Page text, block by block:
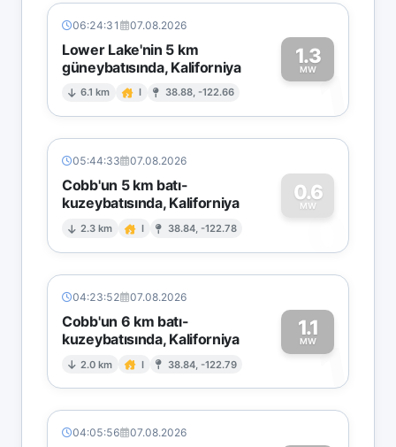
06:24:31 07.08.2026
Lower Lake'nin 5 km
güneybatısında, Kaliforniya
6.1 km I 38.88, -122.66
1.3
MW1
05:44:33 07.08.2026
Cobb'un 5 km batı-
kuzeybatısında, Kaliforniya
2.3 km I 38.84, -122.78
0.6
MW
0
04:23:52 07.08.2026
Cobb'un 6 km batı-
kuzeybatısında, Kaliforniya
2.0 km I 38.84, -122.79
1.1
MW1
04:05:56 07.08.2026